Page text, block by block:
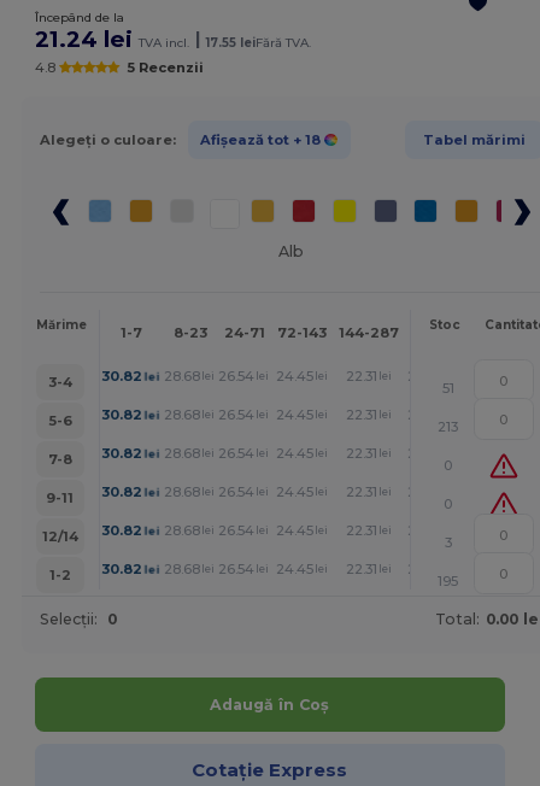
Începând de la
21.24 lei TVA incl. | 17.55 leiFără TVA.
4.8 5 Recenzii
Alegeți o culoare: Afișează tot + 18 Tabel mărimi
Alb
Mărime 1-7 8-23 24-71 72-143 144-287 288 +
Mai
Stoc
3-4 30.82 lei 28.68 lei 26.54 lei 24.45 lei 22.31 lei 21.24
51
5-6
30.82 lei 28.68 lei 26.54 lei 24.45 lei 22.31 lei 21.24
213
7-8
30.82 lei 28.68 lei 26.54 lei 24.45 lei 22.31 lei 21.24
0
9-11
30.82 lei 28.68 lei 26.54 lei 24.45 lei 22.31 lei 21.24
0
12/14
30.82 lei 28.68 lei 26.54 lei 24.45 lei 22.31 lei 21.24
3
1-2
30.82 lei 28.68 lei 26.54 lei 24.45 lei 22.31 lei 21.24
195
Selecții: 0 Total: 0.00
Adaugă în Coș
Cotație Express